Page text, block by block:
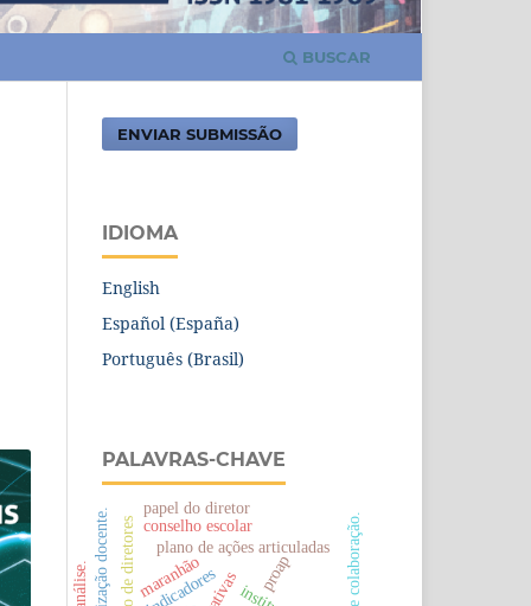
BUSCAR
ENVIAR SUBMISSÃO
IDIOMA
English
Español (España)
Português (Brasil)
PALAVRAS-CHAVE
proap
indicadores
plano de ações articuladas
valorização docente. conselho escolar
papel do diretor
maranhão